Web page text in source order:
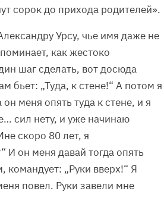
сорок до прихода родителей».
Урсу, чье имя даже не
как жестоко
шаг сделать, вот досюда
бьет: „Туда, к стене!“ А потом я
меня опять туда к стене, и я
сил нету, и уже начинаю
скоро 80 лет, я
он меня давай тогда опять
командует: „Руки вверх!“ Я
повел. Руки завели мне